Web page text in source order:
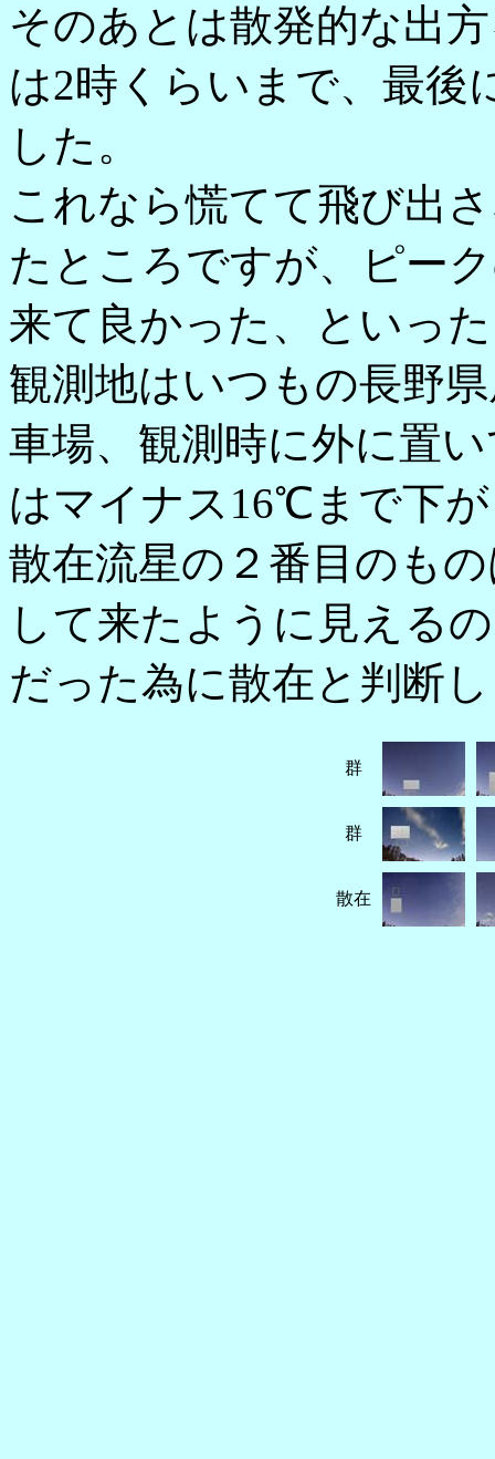
そのあとは散発的な出
は2時くらいまで、最後
した。
これなら慌てて飛び出
たところですが、ピー
来て良かった、といっ
観測地はいつもの長野
車場、観測時に外に置
はマイナス16℃まで下
散在流星の２番目のも
して来たように見える
だった為に散在と判断
群
群
散在